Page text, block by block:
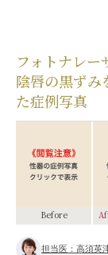
フォトナレー
陰唇の黒ずみ
た症例写真
Before
担当医：高須英